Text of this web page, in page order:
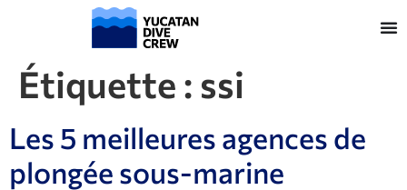
Étiquette : ssi
Les 5 meilleures agences de
plongée sous-marine